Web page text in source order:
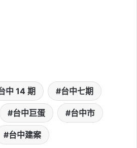
中 14 期 台中七期
台中巨蛋 台中市
台中建案